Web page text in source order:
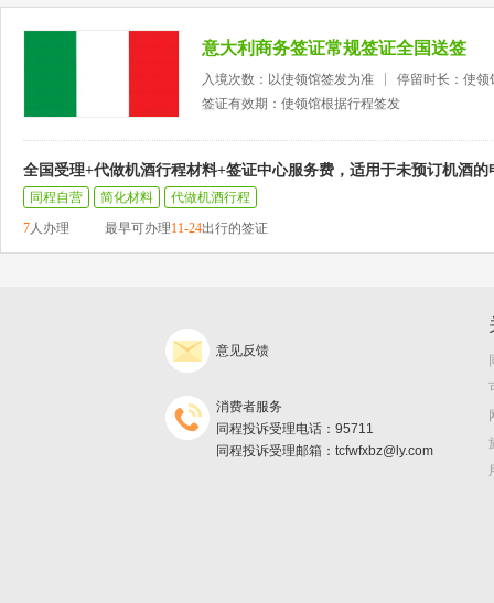
意大利商务签证常规签证全国送签
入境次数：以使领馆签发为准
停留时长：使领
签证有效期：使领馆根据行程签发
全国受理+代做机酒行程材料+签证中心服务费，适用于未预订机酒的
同程自营 简化材料
代做机酒行程
7人办理 最早可办理11-24出行的签证
意见反馈
消费者服务
同程投诉受理电话：95711
同程投诉受理邮箱：tcfwfxbz@ly.com